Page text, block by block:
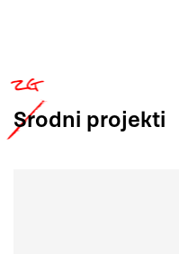
Srodni projekti